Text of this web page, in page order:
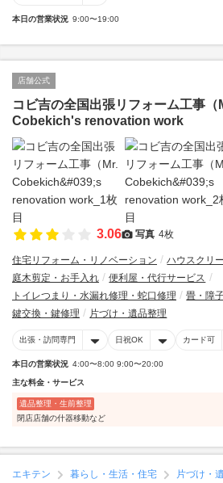
本日の営業状況 9:00〜19:00
店舗公式
コビ吉の全国出張リフォーム工事（
Cobekich's renovation work
3.06 写真 4枚
住宅リフォーム・リノベーション ハウスクリ
庭木剪定・お手入れ
便利屋・代行サービス
トイレつまり・水漏れ修理・蛇口修理
畳・障
鍵交換・鍵修理
片づけ・遺品整理
出張・訪問専門 日祝OK カード可
本日の営業状況 4:00〜8:00 9:00〜20:00
主な料金・サービス
遺品整理・生前整理
閉店店舗の什器移動など
エキテン 暮らし・生活・住宅
片づけ・